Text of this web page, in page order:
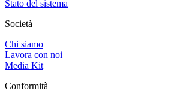
Stato del sistema
Società
Chi siamo
Lavora con noi
Media Kit
Conformità